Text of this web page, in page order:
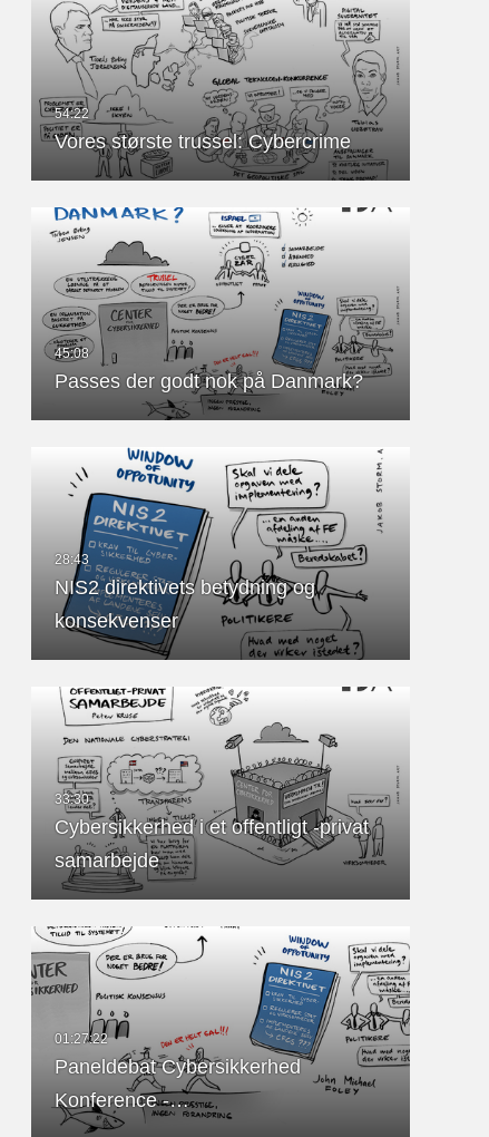
Vores største trussel: Cybercrime
Passes der godt nok på Danmark?
NIS2 direktivets betydning og
konsekvenser
Cybersikkerhed i et offentligt -privat
samarbejde
Paneldebat Cybersikkerhed
Konference -…